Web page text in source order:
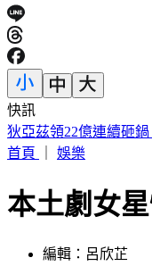
快訊
SBS歌謠大戰／
首頁
娛樂
本土劇女
編輯：呂欣芷